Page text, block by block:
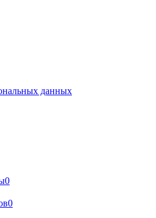
данных
0
0